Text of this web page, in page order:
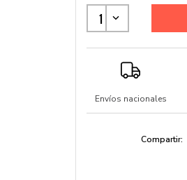
1
Envíos nacionales